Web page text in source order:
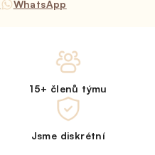
WhatsApp
15+ členů týmu
Jsme diskrétní